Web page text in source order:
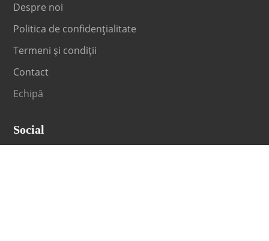
Despre noi
Politica de confidențialitate
Termeni și condiții
Contact
Echipă
Social